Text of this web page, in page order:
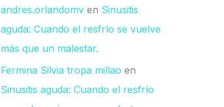
andres.orlandomv en Sinusitis
aguda: Cuando el resfrío se vuelve
más que un malestar.
Fermina Silvia tropa millao en
Sinusitis aguda: Cuando el resfrío